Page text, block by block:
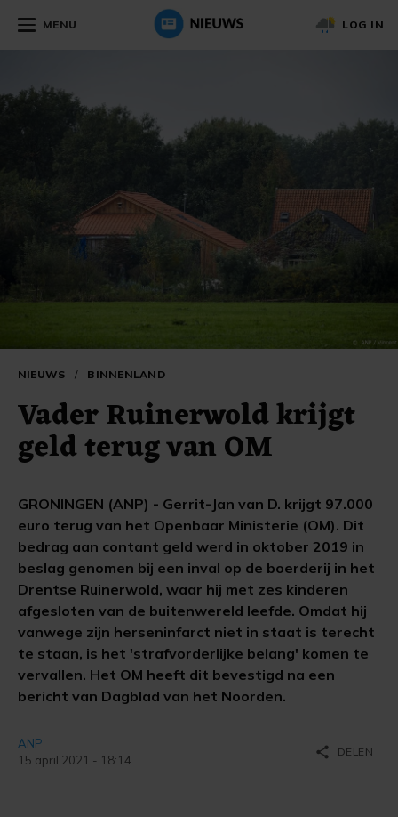
MENU LOG IN
NIEUWS / BINNENLAND
Vader Ruinerwold krijgt
geld terug van OM
GRONINGEN (ANP) - Gerrit-Jan van D. krijgt 97.000
euro terug van het Openbaar Ministerie (OM). Dit
bedrag aan contant geld werd in oktober 2019 in
beslag genomen bij een inval op de boerderij in het
Drentse Ruinerwold, waar hij met zes kinderen
afgesloten van de buitenwereld leefde. Omdat hij
vanwege zijn herseninfarct niet in staat is terecht
te staan, is het 'strafvorderlijke belang' komen te
vervallen. Het OM heeft dit bevestigd na een
bericht van Dagblad van het Noorden.
ANP
15 april 2021 - 18:14
share DELEN